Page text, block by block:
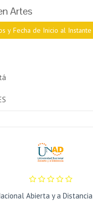
Artes
y Fecha de Inicio al Instante
Abierta y a Distancia